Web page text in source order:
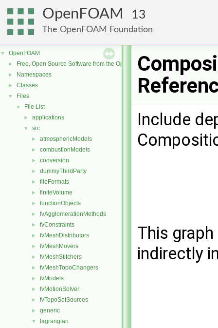
OpenFOAM 13
The OpenFOAM Foundation
▼ OpenFOAM
► Free, Open Source Software from the OpenFOAM Foundation
► Namespaces
► Classes
▼ Files
▼ File List
► applications
▼ src
► atmosphericModels
► combustionModels
► conversion
► dummyThirdParty
► fileFormats
► finiteVolume
► functionObjects
► fvAgglomerationMethods
► fvConstraints
► fvMeshDistributors
► fvMeshMovers
► fvMeshStitchers
► fvMeshTopoChangers
► fvModels
► fvMotionSolver
► fvTopoSetSources
► generic
▼ lagrangian
Include
This
indirectly